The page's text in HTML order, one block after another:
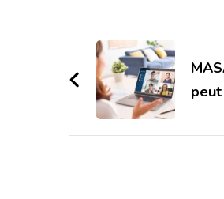
Navigation
d'article